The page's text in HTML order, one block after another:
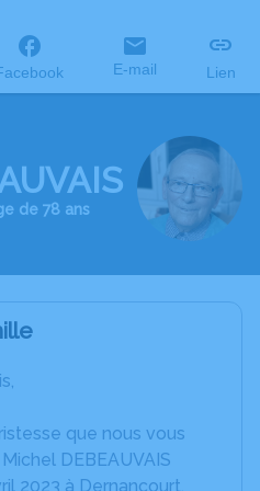
E-mail Lien
de 78 ans
que nous vous
DEBEAUVAIS
2023 à Dernancourt.